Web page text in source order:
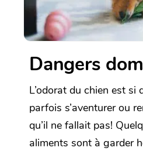
Dangers
L’odorat du chien est si
parfois s’aventurer ou
qu’il ne fallait pas!
aliments sont à garder